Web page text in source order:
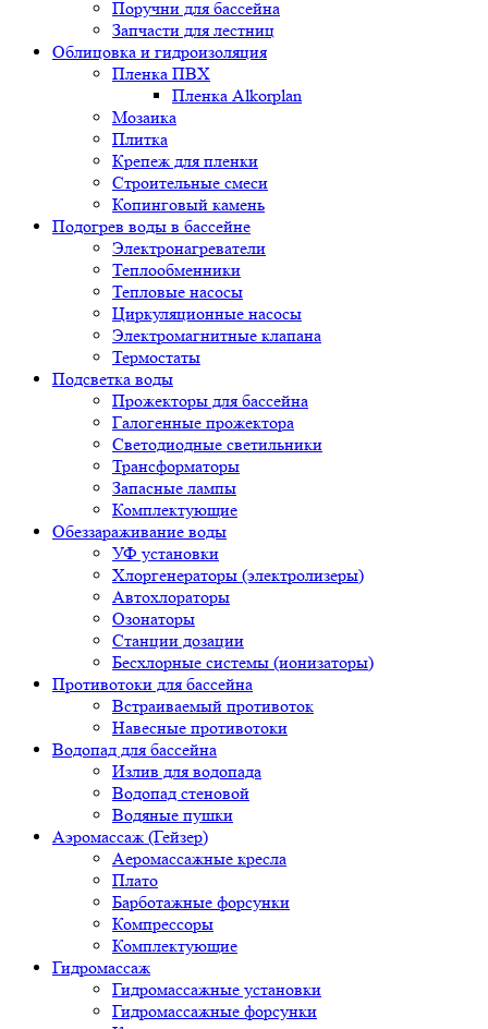
Поручни для бассейна
Запчасти для лестниц
Облицовка и гидроизоляция
Пленка ПВХ
Пленка Alkorplan
Мозаика
Плитка
Крепеж для пленки
Строительные смеси
Копинговый камень
Подогрев воды в бассейне
Электронагреватели
Теплообменники
Тепловые насосы
Циркуляционные насосы
Электромагнитные клапана
Термостаты
Подсветка воды
Прожекторы для бассейна
Галогенные прожектора
Светодиодные светильники
Трансформаторы
Запасные лампы
Комплектующие
Обеззараживание воды
УФ установки
Хлоргенераторы (электролизеры)
Автохлораторы
Озонаторы
Станции дозации
Бесхлорные системы (ионизаторы)
Противотоки для бассейна
Встраиваемый противоток
Навесные противотоки
Водопад для бассейна
Излив для водопада
Водопад стеновой
Водяные пушки
Аэромассаж (Гейзер)
Аеромассажные кресла
Плато
Барботажные форсунки
Компрессоры
Комплектующие
Гидромассаж
Гидромассажные установки
Гидромассажные форсунки